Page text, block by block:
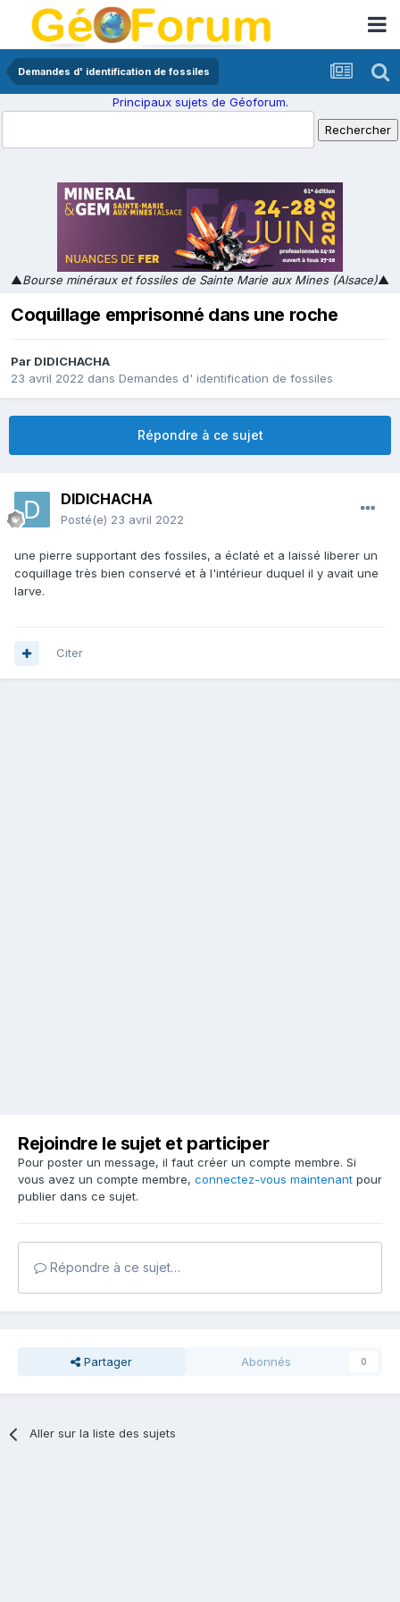
Demandes d' identification de fossiles
Principaux sujets de Géoforum.
▲Bourse minéraux et fossiles de Sainte Marie aux Mines (Alsace)▲
Coquillage emprisonné dans une roche
Par DIDICHACHA
23 avril 2022 dans Demandes d' identification de fossiles
Répondre à ce sujet
DIDICHACHA
Posté(e) 23 avril 2022
une pierre supportant des fossiles, a éclaté et a laissé liberer un
coquillage très bien conservé et à l'intérieur duquel il y avait une
larve.
Citer
Rejoindre le sujet et participer
Pour poster un message, il faut créer un compte membre. Si
vous avez un compte membre, connectez-vous maintenant pour
publier dans ce sujet.
Répondre à ce sujet…
Partager Abonnés 0
Aller sur la liste des sujets